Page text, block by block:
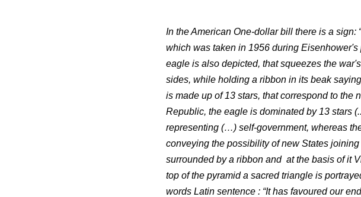
In the American One-dollar bill there is a sign:
which was taken in 1956 during
eagle is also depicted, that squeezes the
sides, while holding a ribbon in its beak
is made up of 13 stars, that correspond to the
Republic, the eagle is dominated by 13 stars
representing (…) self-government, whereas
conveying the possibility of new States
surrounded by a ribbon and at the basis of it
top of the pyramid a sacred triangle is
words Latin sentence : “It has favoured our